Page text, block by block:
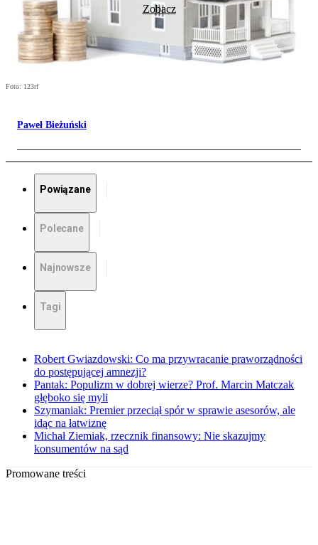
Zobacz
Foto: 123rf
Paweł Bieżuński
Powiązane
Polecane
Najnowsze
Tagi
Robert Gwiazdowski: Co ma przywracanie praworządności
do postępującej amnezji?
Pantak: Populizm w dobrej wierze? Prof. Marcin Matczak
głęboko się myli
Szymaniak: Premier przeciął spór w sprawie asesorów, ale
idąc na łatwiznę
Michał Ziemiak, rzecznik finansowy: Nie skazujmy
konsumentów na sąd
Promowane treści